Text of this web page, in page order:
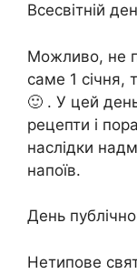
Всесвітній
Можливо, не
саме 1 січня,
🙂 . У цей
рецепти і
наслідки
напоїв.
День
Нетипове